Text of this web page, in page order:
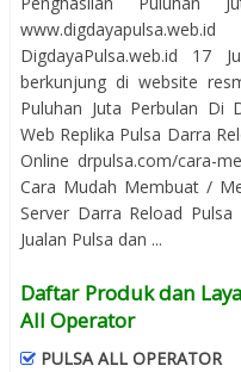
DigdayaPulsa.web.id
berkunjung di website
Puluhan Juta Perbulan Di
Web Replika Pulsa Darra
Online drpulsa.com/cara-
Cara Mudah Membuat /
Server Darra Reload
Jualan Pulsa dan ...
Daftar Produk dan
All Operator
PULSA ALL OPERATOR